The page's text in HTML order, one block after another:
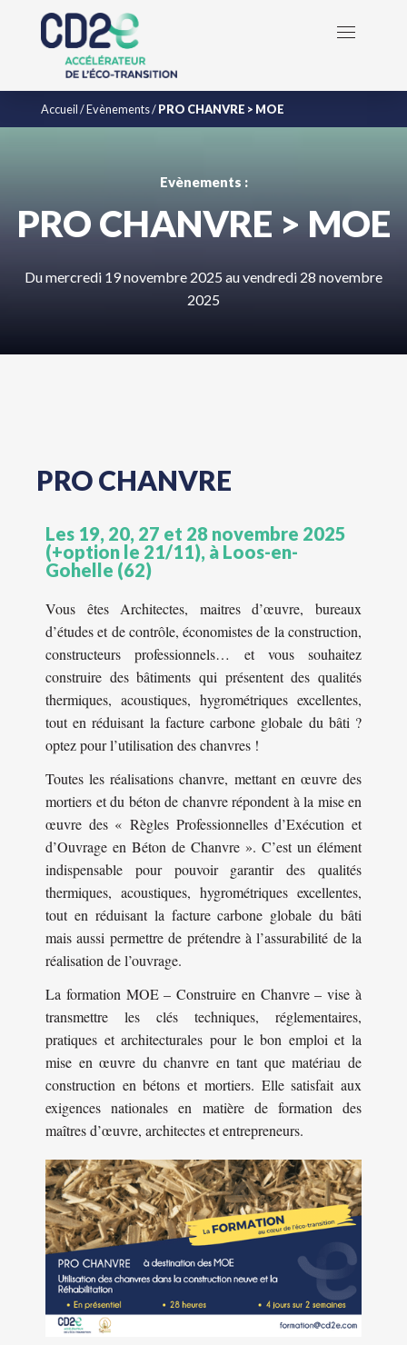
Accueil/Evènements/PRO CHANVRE > MOE
Evènements :
PRO CHANVRE > MOE
Du mercredi 19 novembre 2025 au vendredi 28 novembre
2025
PRO CHANVRE
Les 19, 20, 27 et 28 novembre 2025
(+option le 21/11), à Loos-en-
Gohelle (62)
Vous êtes Architectes, maitres d’œuvre, bureaux
d’études et de contrôle, économistes de la construction,
constructeurs professionnels… et vous souhaitez
construire des bâtiments qui présentent des qualités
thermiques, acoustiques, hygrométriques excellentes,
tout en réduisant la facture carbone globale du bâti ?
optez pour l’utilisation des chanvres !
Toutes les réalisations chanvre, mettant en œuvre des
mortiers et du béton de chanvre répondent à la mise en
œuvre des « Règles Professionnelles d’Exécution et
d’Ouvrage en Béton de Chanvre ». C’est un élément
indispensable pour pouvoir garantir des qualités
thermiques, acoustiques, hygrométriques excellentes,
tout en réduisant la facture carbone globale du bâti
mais aussi permettre de prétendre à l’assurabilité de la
réalisation de l’ouvrage.
La formation MOE – Construire en Chanvre – vise à
transmettre les clés techniques, réglementaires,
pratiques et architecturales pour le bon emploi et la
mise en œuvre du chanvre en tant que matériau de
construction en bétons et mortiers. Elle satisfait aux
exigences nationales en matière de formation des
maîtres d’œuvre, architectes et entrepreneurs.